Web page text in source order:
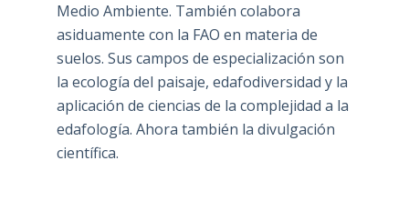
Medio Ambiente. También colabora
asiduamente con la FAO en materia de
suelos. Sus campos de especialización son
la ecología del paisaje, edafodiversidad y la
aplicación de ciencias de la complejidad a la
edafología. Ahora también la divulgación
científica.